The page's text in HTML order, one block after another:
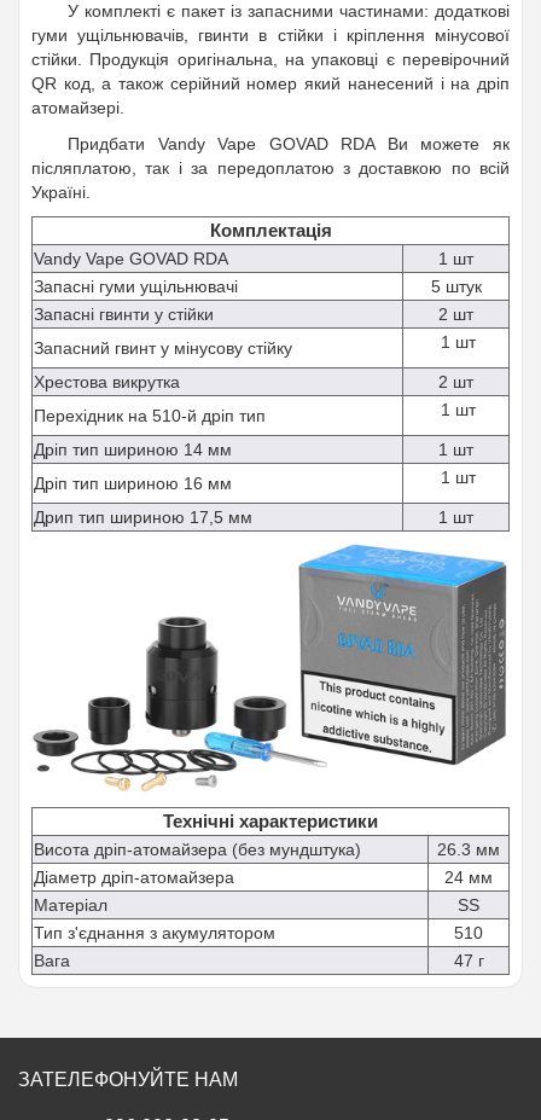
У комплекті є пакет із запасними частинами: додаткові
гуми ущільнювачів, гвинти в стійки і кріплення мінусової
стійки. Продукція оригінальна, на упаковці є перевірочний
QR код, а також серійний номер який нанесений і на дріп
атомайзері.
Придбати Vandy Vape GOVAD RDA Ви можете як
післяплатою, так і за передоплатою з доставкою по всій
Україні.
Комплектація
Vandy Vape GOVAD RDA
1 шт
Запасні гуми ущільнювачі
5 штук
Запасні гвинти у стійки
2 шт
Запасний гвинт у мінусову стійку
1 шт
Хрестова викрутка
2 шт
Перехідник на 510-й дріп тип
1 шт
Дріп тип шириною 14 мм
1 шт
Дріп тип шириною 16 мм
1 шт
Дрип тип шириною 17,5 мм 1 шт
Технічні характеристики
Висота дріп-атомайзера (без мундштука)
26.3 мм
Діаметр дріп-атомайзера
24 мм
Матеріал
SS
Тип з'єднання з акумулятором
510
Вага
47 г
ЗАТЕЛЕФОНУЙТЕ НАМ